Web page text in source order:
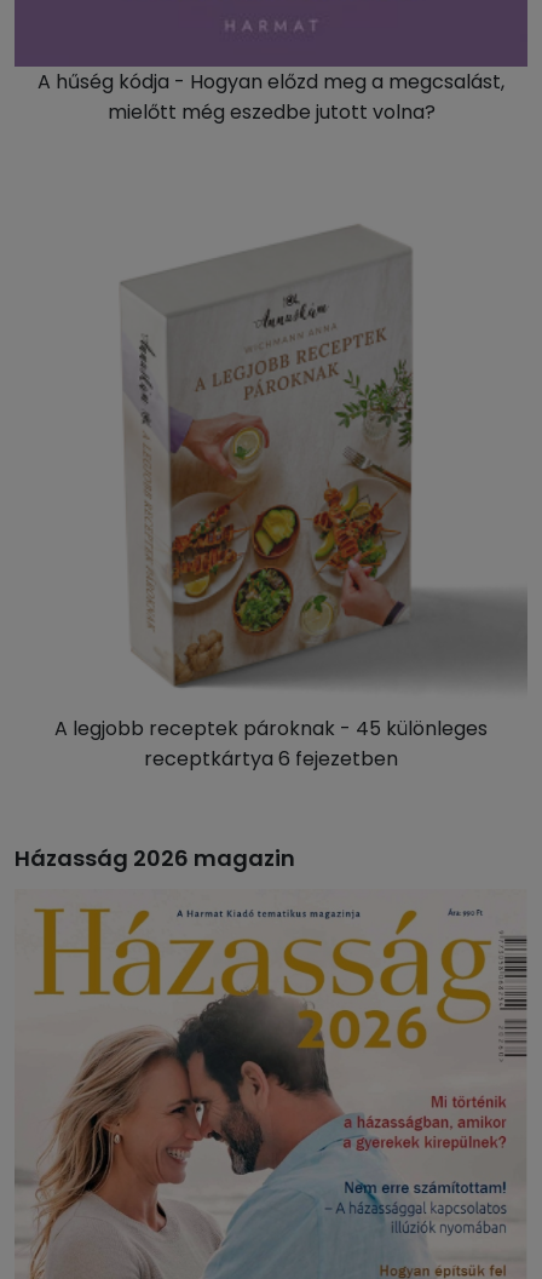
A hűség kódja - Hogyan előzd meg a megcsalást,
mielőtt még eszedbe jutott volna?
A legjobb receptek pároknak - 45 különleges
receptkártya 6 fejezetben
Házasság 2026 magazin